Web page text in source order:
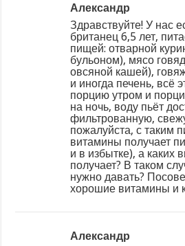
Александр
Здравствуйте! У нас
британец 6,5 лет,
пищей: отварной
бульоном), мясо
овсяной кашей),
и иногда печень, всё
порцию утром и
на ночь, воду пьёт
фильтрованную,
пожалуйста, с таким
витамины получает
и в избытке), а каких
получает? В таком
нужно давать?
хорошие витамины и
Александр